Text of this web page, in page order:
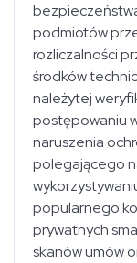
podmiotów
rozliczalności
środków
należytej
postępowaniu
naruszenia
polegającego
popularnego
prywatnych
skanów umów